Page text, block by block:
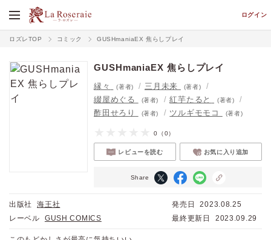
ログイン
ロズレTOP コミック GUSHmaniaEX 焦らしプレイ
GUSHmaniaEX 焦らしプレイ
縁々 (著者) 三月未来 (著者)
綴屋めぐる (著者) 紅芋たると (著者)
酢田せろり (著者) ツルギモモコ (著者)
0 （0）
レビューを読む お気に入り追加
Share
出版社
海王社
レーベル
GUSH COMICS
発売日
2023.08.25
最終更新日
2023.09.29